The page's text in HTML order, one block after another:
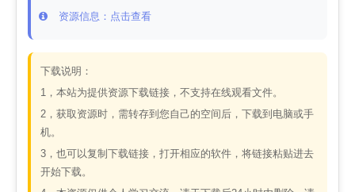
资源信息：点击查看
下载说明：
1，本站为提供资源下载链接，不支持在线观看文件。
2，获取资源时，需转存到您自己的空间后，下载到电脑或手
机。
3，也可以复制下载链接，打开相应的软件，将链接粘贴进去
开始下载。